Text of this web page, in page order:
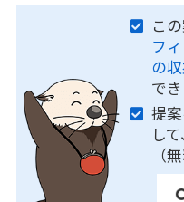
こ
フ
の
でき
提
し
（